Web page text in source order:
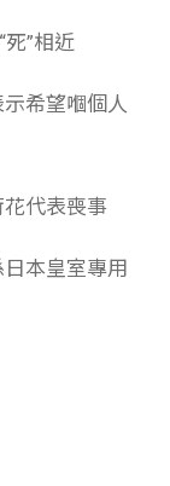
”相近
希望嗰個人
代表喪事
本皇室專用